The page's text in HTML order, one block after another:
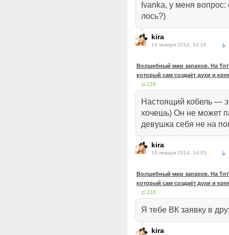
Ivanka, у меня вопрос:
лось?)
kira
16 января 2014, 14:24
Волшебный мир запахов. На
который сам создаёт духи и
218
Настоящий кобель —
хочешь) Он не может
девушка себя не на
kira
16 января 2014, 14:03
Волшебный мир запахов. На
который сам создаёт духи и
218
Я тебе ВК заявку в
kira